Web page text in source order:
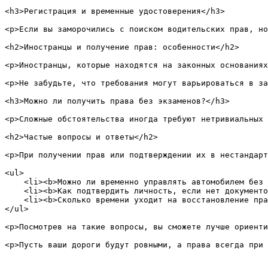
<h3>Регистрация и временные удостоверения</h3>
<p>Если вы заморочились с поиском водительских прав,
<h2>Иностранцы и получение прав: особенности</h2>
<p>Иностранцы, которые находятся на законных
<p>Не забудьте, что требования могут варьироваться в
<h3>Можно ли получить права без экзаменов?</h3>
<p>Сложные обстоятельства иногда требуют
<h2>Частые вопросы и ответы</h2>
<p>При получении прав или подтверждении их в
<ul>
<li><b>Можно ли временно управлять автомобилем
<li><b>Как подтвердить личность, если нет
<li><b>Сколько времени уходит на восстановление
</ul>
<p>Посмотрев на такие вопросы, вы сможете лучше